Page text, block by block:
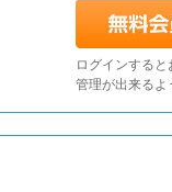
ログインする
管理が出来るよ